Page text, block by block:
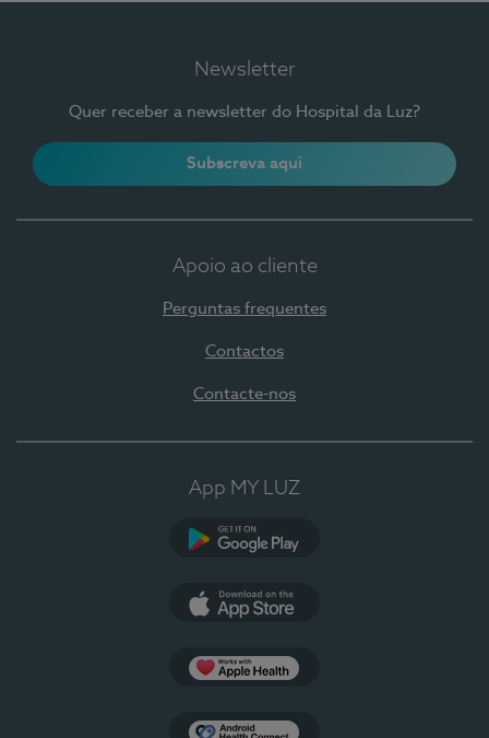
Newsletter
Quer receber a newsletter do Hospital da Luz?
Subscreva aqui
Apoio ao cliente
Perguntas frequentes
Contactos
Contacte-nos
App MY LUZ